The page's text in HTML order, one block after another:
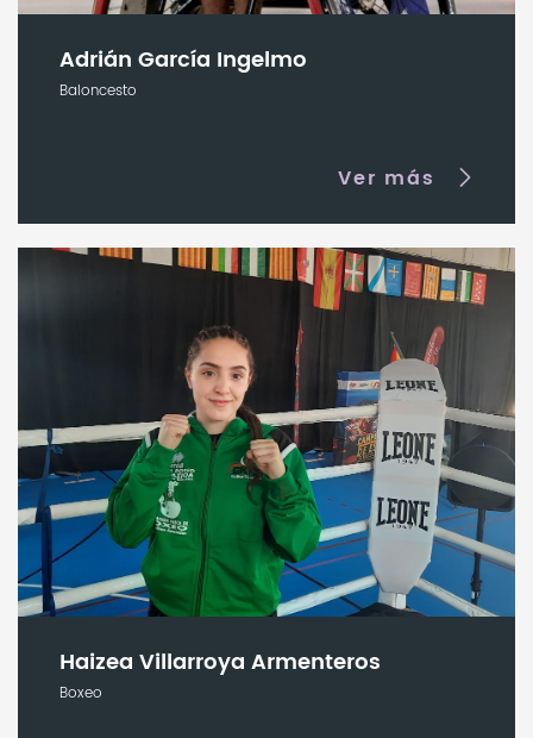
Adrián García Ingelmo
Baloncesto
Ver más
Haizea Villarroya Armenteros
Boxeo